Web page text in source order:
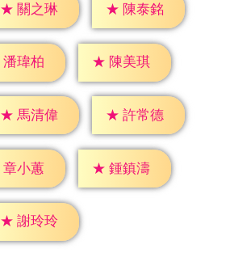
★ 關之琳 ★ 陳泰銘
潘瑋柏 ★ 陳美琪
★ 馬清偉 ★ 許常德
章小蕙 ★ 鍾鎮濤
★ 謝玲玲